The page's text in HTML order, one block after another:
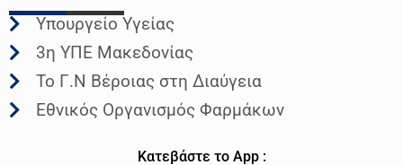
Υπουργείο Υγείας
3η ΥΠΕ Μακεδονίας
Το Γ.Ν Βέροιας στη Διαύγεια
Εθνικός Οργανισμός Φαρμάκων
Κατεβάστε το App :